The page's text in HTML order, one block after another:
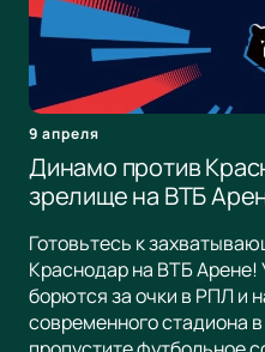
9 апреля
Динамо против
зрелище на ВТБ
Готовьтесь к
Краснодар на ВТБ Арене!
борются за очки в РПЛ и
современного стадиона